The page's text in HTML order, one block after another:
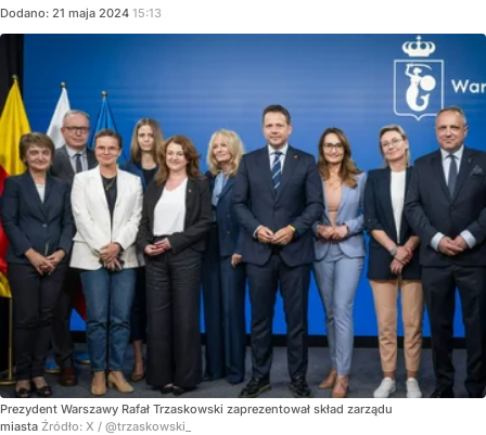
Dodano: 21 maja 2024 15:13
Prezydent Warszawy Rafał Trzaskowski zaprezentował skład zarządu
miasta Źródło: X / @trzaskowski_